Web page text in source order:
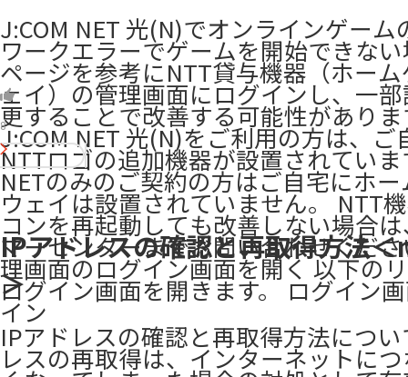
J:COM NET 光(N)でオンラインゲーム
ワークエラーでゲームを開始できな
ページを参考にNTT貸与機器（ホー
ェイ）の管理画面にログインし、一
更することで改善する可能性がありま
J:COM NET 光(N)をご利用の方は、ご
NTTロゴの追加機器が設置されていま
NETのみのご契約の方はご自宅にホ
ウェイは設置されていません。 NTT
コンを再起動しても改善しない場合
マーセンターまでお問い合わせくだ
理画面のログイン画面を開く 以下の
ログイン画面を開きます。 ログイン
イン
8
IPアドレスの確認と再取得方法
＞
IPアドレスの確認と再取得方法につ
レスの再取得は、インターネットに